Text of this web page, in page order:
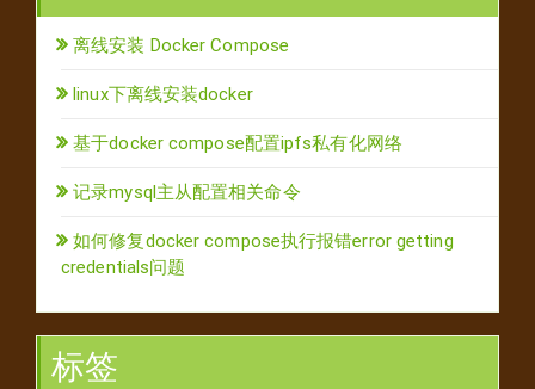
离线安装 Docker Compose
linux下离线安装docker
基于docker compose配置ipfs私有化网络
记录mysql主从配置相关命令
如何修复docker compose执行报错error getting
credentials问题
标签